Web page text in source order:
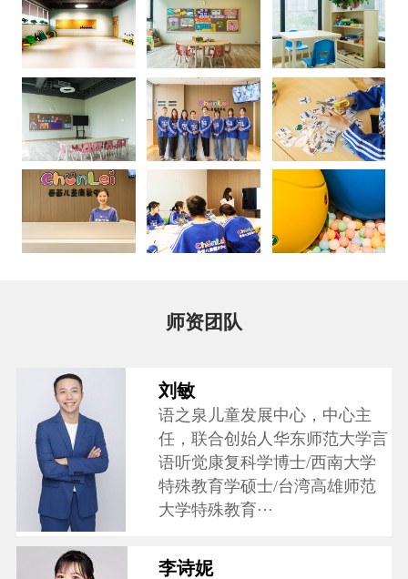
师资团队
刘敏
语之泉儿童发展中心，中心主
任，联合创始人华东师范大学言
语听觉康复科学博士/西南大学
特殊教育学硕士/台湾高雄师范
大学特殊教育···
李诗妮